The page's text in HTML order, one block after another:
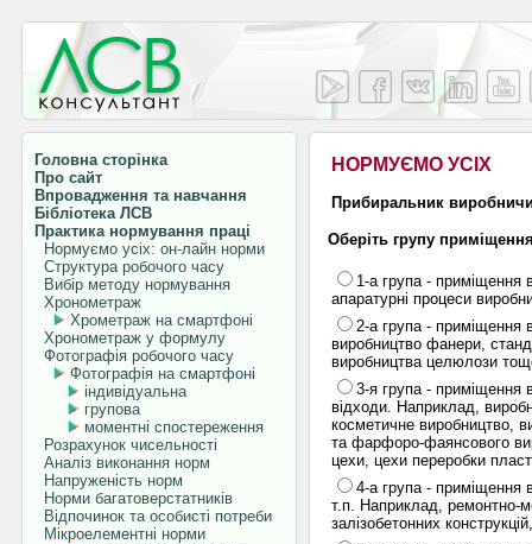
Головна сторінка
Про сайт
Впровадження та навчання
Бібліотека ЛСВ
Практика нормування праці
Нормуємо усіх: он-лайн норми
Структура робочого часу
Вибір методу нормування
Хронометраж
Хрометраж на смартфоні
Хронометраж у формулу
Фотографія робочого часу
Фотографія на смартфоні
індивідуальна
групова
моментні спостереження
Розрахунок чисельності
Аналіз виконання норм
Напруженість норм
Норми багатоверстатників
Відпочинок та особисті потреби
Мікроелементні норми
НОРМУЄМО УСІХ
Прибиральник
Оберіть групу
1-а група - приміщення
апаратурні процеси
2-а група - приміщення
виробництво фанери,
виробництва целюлози
3-я група - приміщення
відходи. Наприклад,
косметичне виробництво,
та фарфоро-фаянсового
цехи, цехи переробки
4-а група - приміщення
т.п. Наприклад, ремонтно-
залізобетонних